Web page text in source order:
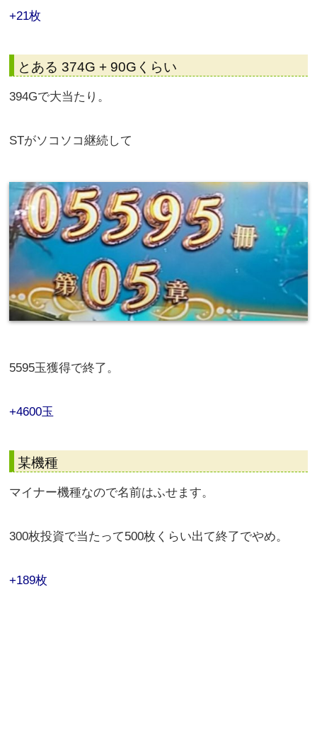
+21枚
とある 374G + 90Gくらい
394Gで大当たり。
STがソコソコ継続して
5595玉獲得で終了。
+4600玉
某機種
マイナー機種なので名前はふせます。
300枚投資で当たって500枚くらい出て終了でやめ。
+189枚